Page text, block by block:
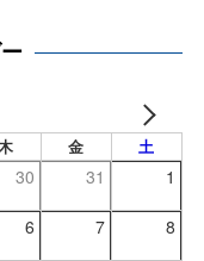
金 土
30 31 1
6 7 8